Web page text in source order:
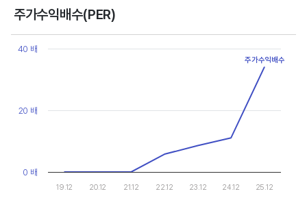
투자활동 현금흐름은 기업의 기계 및 공장증설이나 금융자산 거래에서 발생하는
재무활동 현금흐름은 증자, 차입, 배당을 통해 발생하는 현금유출입을 뜻합니다.
영업활동으로 충분한 현금을 벌고 있는 기업은 금융기관의 차입금을 갚고, 배당을 지급하는
특별한 활동이 있는 일시적인 기간을 제외하고 현금흐름표의 장기적인 구성은 영업활동
현금흐름 플러스(+), 투자활동 현금흐름 마이너스(-), 재무활동 현금흐름이 마이너스(-)가
가장 좋습니다.
주가수익배수(PER)
Chart
Line chart with 7 data points.
The chart has 1 Y axis displaying values. Data ranges from 0
19.12 20.12 21.12 22.12 23.12 24.12 25.12
0 배
20 배
40 배
주가수익배수